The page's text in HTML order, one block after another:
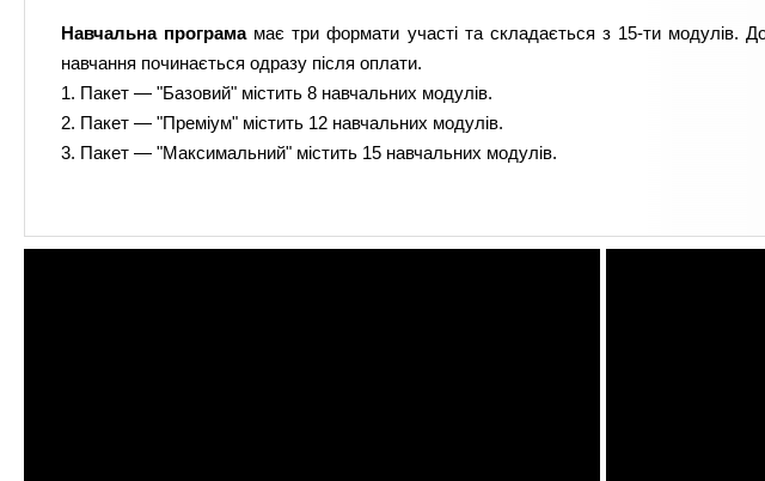
Навчальна програмамає три формати участі та складається з 15-ти модулів.
навчання починається одразу після оплати.
1. Пакет — "Базовий" містить 8 навчальних модулів.
2. Пакет — "Преміум" містить 12 навчальних модулів.
3. Пакет — "Максимальний" містить 15 навчальних модулів.